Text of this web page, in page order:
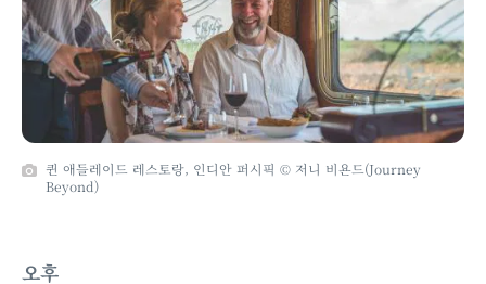
퀸 애들레이드 레스토랑, 인디안 퍼시픽 © 저니 비욘드(Journey
Beyond)
오후